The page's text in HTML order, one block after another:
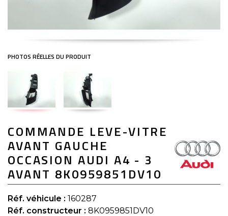
to
the
beginning
of
the
images
gallery
COMMANDE LEVE-VITRE
AVANT GAUCHE
OCCASION AUDI A4 - 3
AVANT 8K0959851DV10
Réf. véhicule : 160287
Réf. constructeur : 8K0959851DV10